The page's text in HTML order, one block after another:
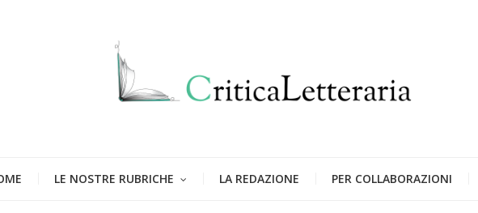
LE NOSTRE RUBRICHE LA REDAZIONE PER COLLABORAZIONI